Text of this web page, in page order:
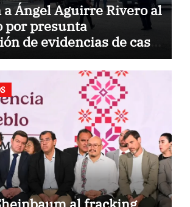
Ángel Aguirre Rivero al
por presunta
de evidencias de caso